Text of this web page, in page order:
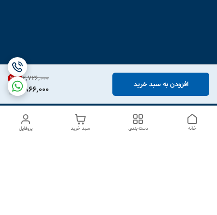
۲٬۷۲۶٬۰۰۰ 31%
1,866,000 افزودن به سبد خرید
پروفایل سبد خرید دسته‌بندی خانه